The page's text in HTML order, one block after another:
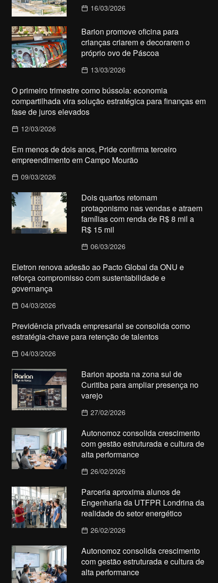
16/03/2026
Barion promove oficina para
crianças criarem e decorarem o
próprio ovo de Páscoa
13/03/2026
O primeiro trimestre como bússola: economia
compartilhada vira solução estratégica para finanças em
fase de juros elevados
12/03/2026
Em menos de dois anos, Pride confirma terceiro
empreendimento em Campo Mourão
09/03/2026
Dois quartos retomam
protagonismo nas vendas e atraem
famílias com renda de R$ 8 mil a
R$ 15 mil
06/03/2026
Eletron renova adesão ao Pacto Global da ONU e
reforça compromisso com sustentabilidade e
governança
04/03/2026
Previdência privada empresarial se consolida como
estratégia-chave para retenção de talentos
04/03/2026
Barion aposta na zona sul de
Curitiba para ampliar presença no
varejo
27/02/2026
Autonomoz consolida crescimento
com gestão estruturada e cultura de
alta performance
26/02/2026
Parceria aproxima alunos de
Engenharia da UTFPR Londrina da
realidade do setor energético
26/02/2026
Autonomoz consolida crescimento
com gestão estruturada e cultura de
alta performance